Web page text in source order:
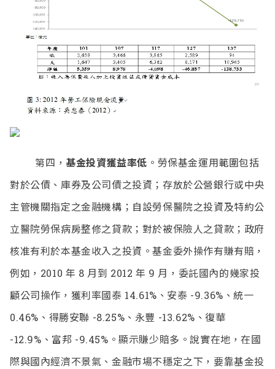
第四，基金投資獲益率低 。勞保基金運用範圍包括
對於公債、庫券及公司債之投資；存放於公營銀行或中央
主管機關指定之金融機構；自設勞保醫院之投資及特約公
立醫院勞保病房整修之貸款；對於被保險人之貸款；政府
核准有利於本基金收入之投資。基金委外操作有賺有賠，
例如，2010 年 8 月到 2012 年 9 月，委託國內的幾家投
顧公司操作，獲利率國泰 14.61%、安泰 -9.36%、統一
0.46%、得勝安聯 -8.25%、永豐 -13.62%、復華
-12.9%、富邦 -9.45%。顯示賺少賠多。說實在地，在國
際與國內經濟不景氣、金融市場不穩定之下，要靠基金投